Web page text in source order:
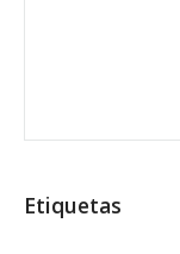
Etiquetas